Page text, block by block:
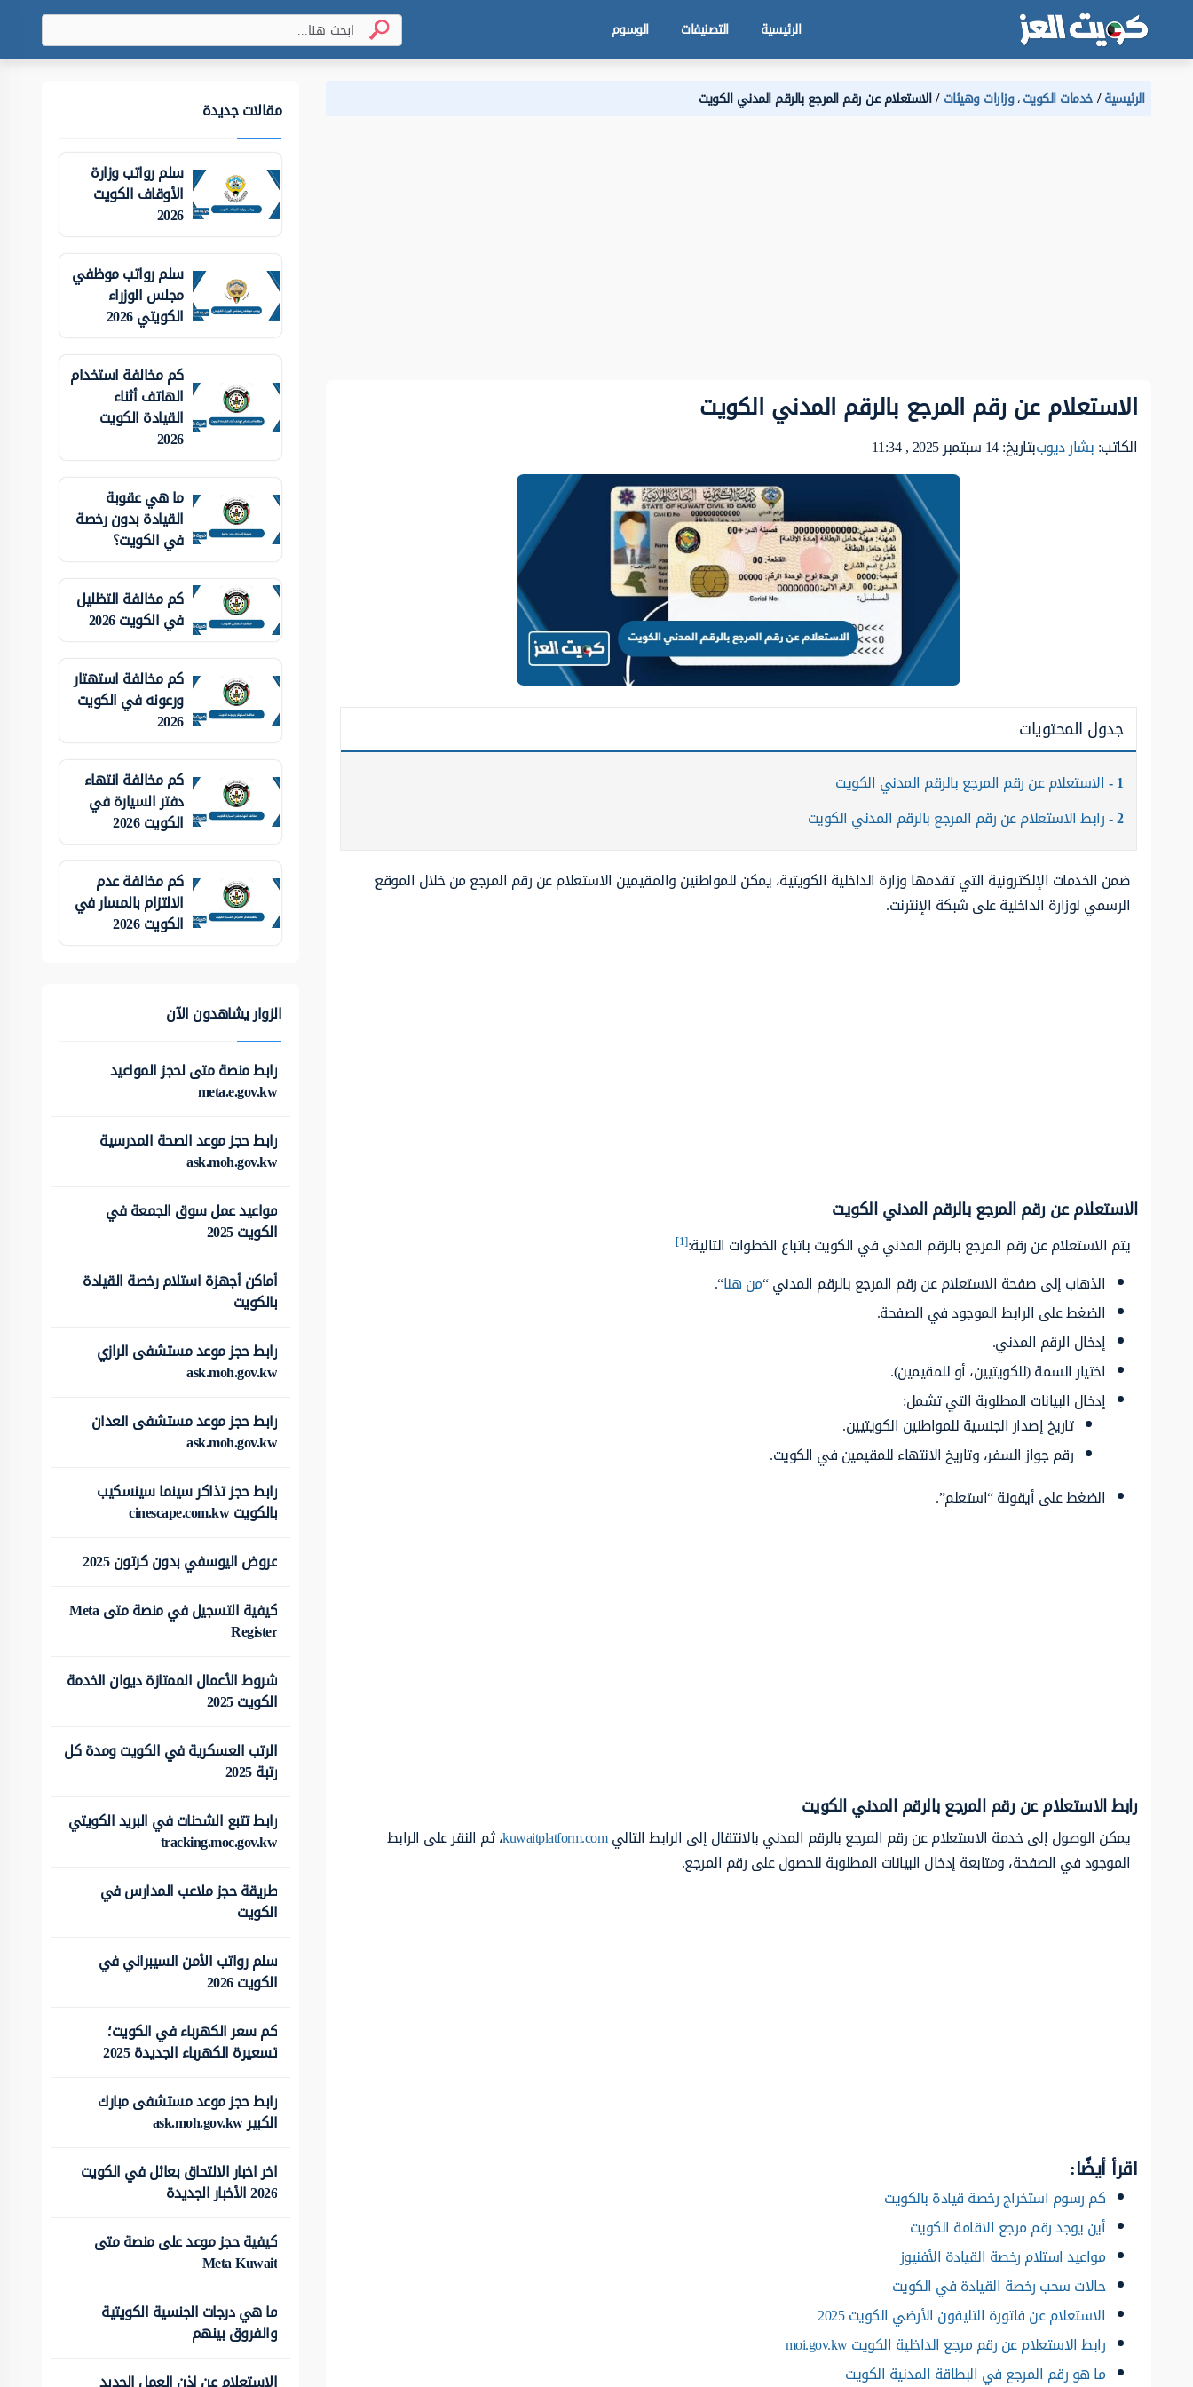
الرئيسية التصنيفات الوسوم
الرئيسية خدمات الكويت،وزارات وهيئات الاستعلام عن رقم المرجع بالرقم المدني الكويت
الاستعلام عن رقم المرجع بالرقم المدني الكويت
الكاتب:بشار ديوببتاريخ: 14 سبتمبر 2025 , 11:34
جدول المحتويات
1 الاستعلام عن رقم المرجع بالرقم المدني الكويت
2 رابط الاستعلام عن رقم المرجع بالرقم المدني الكويت
ضمن الخدمات الإلكترونية التي تقدمها وزارة الداخلية الكويتية، يمكن للمواطنين والمقيمين الاستعلام عن رقم المرجع من خلال الموقع
الرسمي لوزارة الداخلية على شبكة الإنترنت.
الاستعلام عن رقم المرجع بالرقم المدني الكويت
يتم الاستعلام عن رقم المرجع بالرقم المدني في الكويت باتباع الخطوات التالية:[1]
الذهاب إلى صفحة الاستعلام عن رقم المرجع بالرقم المدني “من هنا“.
الضغط على الرابط الموجود في الصفحة.
إدخال الرقم المدني.
اختيار السمة (للكويتيين، أو للمقيمين).
إدخال البيانات المطلوبة التي تشمل:
تاريخ إصدار الجنسية للمواطنين الكويتيين.
رقم جواز السفر، وتاريخ الانتهاء للمقيمين في الكويت.
الضغط على أيقونة “استعلم”.
رابط الاستعلام عن رقم المرجع بالرقم المدني الكويت
يمكن الوصول إلى خدمة الاستعلام عن رقم المرجع بالرقم المدني بالانتقال إلى الرابط التاليkuwaitplatform.com، ثم النقر على الرابط
الموجود في الصفحة، ومتابعة إدخال البيانات المطلوبة للحصول على رقم المرجع.
اقرأ أيضًا:
كم رسوم استخراج رخصة قيادة بالكويت
أين يوجد رقم مرجع الاقامة الكويت
مواعيد استلام رخصة القيادة الأفنيوز
حالات سحب رخصة القيادة في الكويت
الاستعلام عن فاتورة التليفون الأرضي الكويت 2025
رابط الاستعلام عن رقم مرجع الداخلية الكويت moi.gov.kw
ما هو رقم المرجع في البطاقة المدنية الكويت
مقالات جديدة
سلم رواتب وزارة
الأوقاف الكويت
2026
سلم رواتب موظفي
مجلس الوزراء
الكويتي 2026
كم مخالفة استخدام
الهاتف أثناء
القيادة الكويت
2026
ما هي عقوبة
القيادة بدون رخصة
في الكويت؟
كم مخالفة التظليل
في الكويت 2026
كم مخالفة استهتار
ورعونه في الكويت
2026
كم مخالفة انتهاء
دفتر السيارة في
الكويت 2026
كم مخالفة عدم
الالتزام بالمسار في
الكويت 2026
الزوار يشاهدون الآن
رابط منصة متى لحجز المواعيد
meta.e.gov.kw
رابط حجز موعد الصحة المدرسية
ask.moh.gov.kw
مواعيد عمل سوق الجمعة في
الكويت 2025
أماكن أجهزة استلام رخصة القيادة
بالكويت
رابط حجز موعد مستشفى الرازي
ask.moh.gov.kw
رابط حجز موعد مستشفى العدان
ask.moh.gov.kw
رابط حجز تذاكر سينما سينسكيب
بالكويت cinescape.com.kw
عروض اليوسفي بدون كرتون 2025
كيفية التسجيل في منصة متى Meta
Register
شروط الأعمال الممتازة ديوان الخدمة
الكويت 2025
الرتب العسكرية في الكويت ومدة كل
رتبة 2025
رابط تتبع الشحنات في البريد الكويتي
tracking.moc.gov.kw
طريقة حجز ملاعب المدارس في
الكويت
سلم رواتب الأمن السيبراني في
الكويت 2026
كم سعر الكهرباء في الكويت؛
تسعيرة الكهرباء الجديدة 2025
رابط حجز موعد مستشفى مبارك
الكبير ask.moh.gov.kw
اخر اخبار الالتحاق بعائل في الكويت
2026 الأخبار الجديدة
كيفية حجز موعد على منصة متى
Meta Kuwait
ما هي درجات الجنسية الكويتية
والفروق بينهم